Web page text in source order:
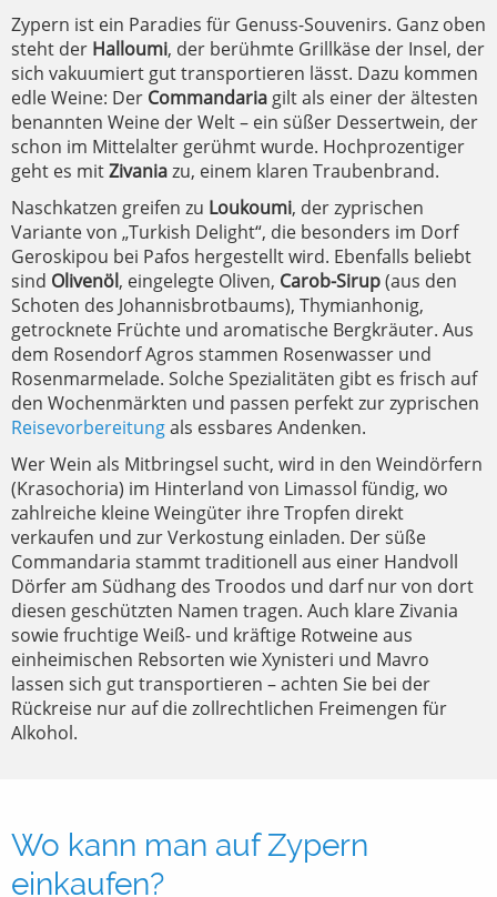
Zypern ist ein Paradies für Genuss-Souvenirs. Ganz oben
steht der Halloumi, der berühmte Grillkäse der Insel, der
sich vakuumiert gut transportieren lässt. Dazu kommen
edle Weine: Der Commandaria gilt als einer der ältesten
benannten Weine der Welt – ein süßer Dessertwein, der
schon im Mittelalter gerühmt wurde. Hochprozentiger
geht es mitZivaniazu, einem klaren Traubenbrand.
Naschkatzen greifen zu Loukoumi, der zyprischen
Variante von „Turkish Delight“, die besonders im Dorf
Geroskipou bei Pafos hergestellt wird. Ebenfalls beliebt
sind Olivenöl, eingelegte Oliven, Carob-Sirup(aus den
Schoten des Johannisbrotbaums), Thymianhonig,
getrocknete Früchte und aromatische Bergkräuter. Aus
dem Rosendorf Agros stammen Rosenwasser und
Rosenmarmelade. Solche Spezialitäten gibt es frisch auf
den Wochenmärkten und passen perfekt zur zyprischen
Reisevorbereitungals essbares Andenken.
Wer Wein als Mitbringsel sucht, wird in den Weindörfern
(Krasochoria) im Hinterland von Limassol fündig, wo
zahlreiche kleine Weingüter ihre Tropfen direkt
verkaufen und zur Verkostung einladen. Der süße
Commandaria stammt traditionell aus einer Handvoll
Dörfer am Südhang des Troodos und darf nur von dort
diesen geschützten Namen tragen. Auch klare Zivania
sowie fruchtige Weiß- und kräftige Rotweine aus
einheimischen Rebsorten wie Xynisteri und Mavro
lassen sich gut transportieren – achten Sie bei der
Rückreise nur auf die zollrechtlichen Freimengen für
Alkohol.
Wo kann man auf Zypern
einkaufen?